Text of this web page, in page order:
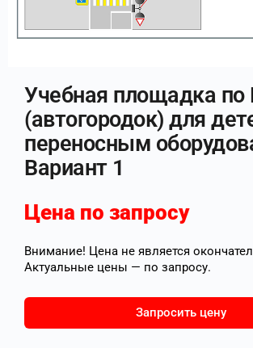
Учебная площадка
(автогородок) для
переносным
Вариант 1
Цена по запросу
Внимание! Цена не является
Актуальные цены — по запросу.
Запросить цену